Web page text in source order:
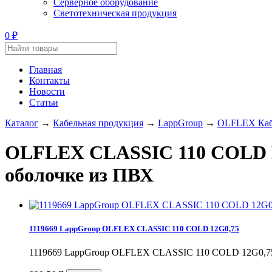
Светотехническая продукция
0 ₽
Главная
Контакты
Новости
Статьи
Каталог → Кабельная продукция → LappGroup → OLFLEX
OLFLEX CLASSIC 110 COLD
оболочке из ПВХ
1119669 LappGroup OLFLEX CLASSIC 110 COLD 12G0,75
1119669 LappGroup OLFLEX CLASSIC 110 COLD